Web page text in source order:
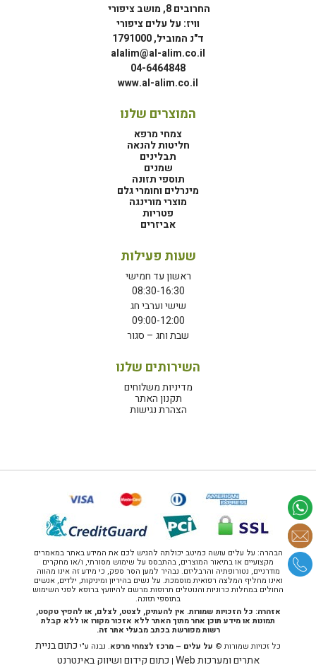
החרובים 8, מושב ציפורי
וויז: על עלים ציפורי
ד"נ המוביל, 1791000
alalim@al-alim.co.il
04-6464848
www.al-alim.co.il
המוצרים שלנו
צמחי מרפא
חליטות להנאה
תבלינים
שמנים
תוספי תזונה
מינרלים וחומרי גלם
מוצרי מורינגה
פטריות
אביזרים
שעות פעילות
ראשון עד חמישי
08:30-16:30
שישי וערבי חג
09:00-12:00
שבת וחג – סגור
השירותים שלנו
מדיניות משלוחים
תקנון האתר
הצהרת נגישות
הבהרה: על עלים עושה כמיטב יכולתה להגיש לכם את המידע באתר במאמרים
מקצועיים או בתיאור המוצרים, בהתבסס על שימוש מסורתי, ו/או מחקרים
מודרניים, נטורופתיה והרבליזם. נבהיר למען הסר ספק, כי מידע זה אינו מהווה
ואינו מחליף המלצה רפואית מוסמכת. על נשים בהיריון ומיניקות, ילדים, אנשים
החולים במחלות כרוניות והנוטלים תרופות מרשם להיוועץ ברופא לפני השימוש
בתוספי תזונה.
אזהרה: כל הזכויות שמורות. אין להעתיק, לצטט, לצלם, או להפיץ טקסט,
תמונות או מידע תוכן אחר מתוך האתר ללא אזכור מקורו או ללא קבלת
רשות מפורשת בכתב מבעלי אתר זה.
כל זכויות שמורות © על עלים – מרכז לצמחי מרפא. נבנה ע"יכתום בניית
אתרים ומערכות Web
| כתום קידום ושיווק באינטרנט